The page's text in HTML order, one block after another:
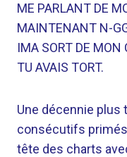
ME PARLANT DE
MAINTENANT N-
IMA SORT DE MON
TU AVAIS TORT.
Une décennie plus
consécutifs
tête des charts